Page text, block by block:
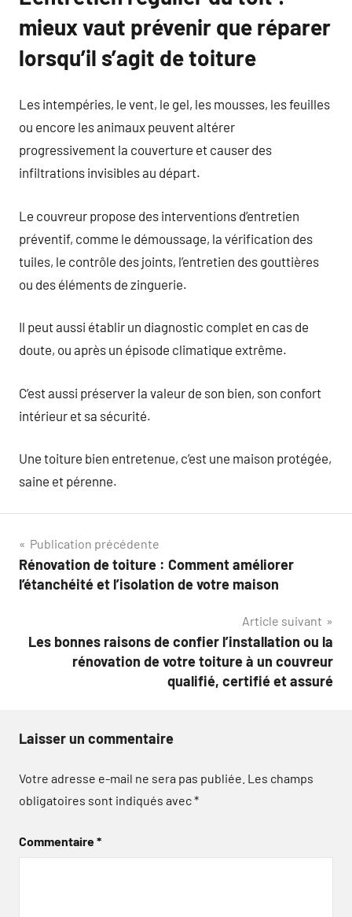
mieux vaut prévenir que réparer
lorsqu’il s’agit de toiture
Les intempéries, le vent, le gel, les mousses, les feuilles
ou encore les animaux peuvent altérer
progressivement la couverture et causer des
infiltrations invisibles au départ.
Le couvreur propose des interventions d’entretien
préventif, comme le démoussage, la vérification des
tuiles, le contrôle des joints, l’entretien des gouttières
ou des éléments de zinguerie.
Il peut aussi établir un diagnostic complet en cas de
doute, ou après un épisode climatique extrême.
C’est aussi préserver la valeur de son bien, son confort
intérieur et sa sécurité.
Une toiture bien entretenue, c’est une maison protégée,
saine et pérenne.
Navigation
de
Publication précédente
Rénovation de toiture : Comment améliorer
l’étanchéité et l’isolation de votre maison
Article suivant
Les bonnes raisons de confier l’installation ou la
rénovation de votre toiture à un couvreur
qualifié, certifié et assuré
Laisser un commentaire
Votre adresse e-mail ne sera pas publiée. Les champs
obligatoires sont indiqués avec*
Commentaire*